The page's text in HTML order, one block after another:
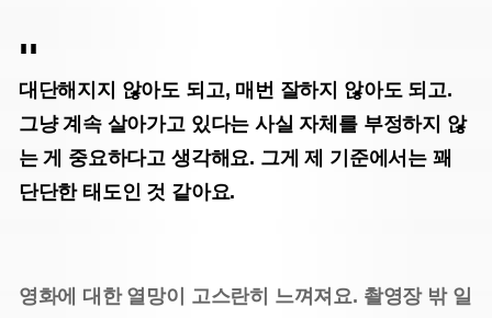
대단해지지 않아도 되고, 매번 잘하지 않아도 되고.
그냥 계속 살아가고 있다는 사실 자체를 부정하지 않
는 게 중요하다고 생각해요. 그게 제 기준에서는 꽤
단단한 태도인 것 같아요.
영화에 대한 열망이 고스란히 느껴져요. 촬영장 밖 일